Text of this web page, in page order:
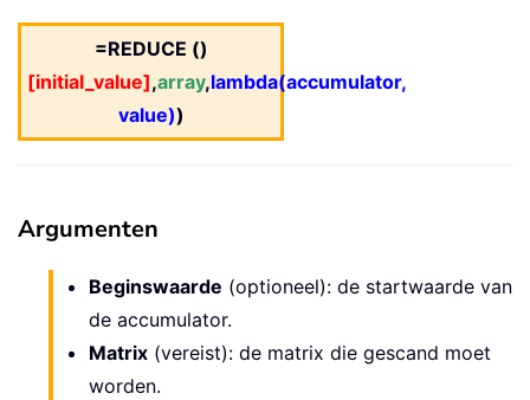
=REDUCE ()
[initial_value],array,lambda(accumulator,
value))
Argumenten
Beginswaarde (optioneel): de startwaarde van
de accumulator.
Matrix (vereist): de matrix die gescand moet
worden.